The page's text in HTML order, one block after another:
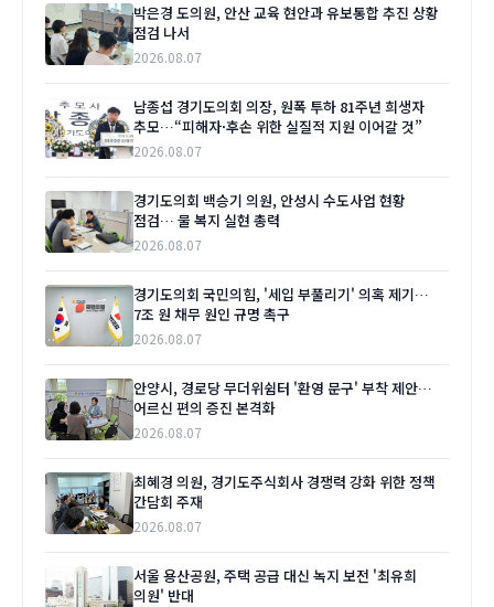
박은경 도의원, 안산 교육 현안과 유보통합 추진 상황
점검 나서
2026.08.07
남종섭 경기도의회 의장, 원폭 투하 81주년 희생자
추모…“피해자·후손 위한 실질적 지원 이어갈 것”
2026.08.07
경기도의회 백승기 의원, 안성시 수도사업 현황
점검… 물 복지 실현 총력
2026.08.07
경기도의회 국민의힘, '세입 부풀리기' 의혹 제기…
7조 원 채무 원인 규명 촉구
2026.08.07
안양시, 경로당 무더위쉼터 '환영 문구' 부착 제안…
어르신 편의 증진 본격화
2026.08.07
최혜경 의원, 경기도주식회사 경쟁력 강화 위한 정책
간담회 주재
2026.08.07
서울 용산공원, 주택 공급 대신 녹지 보전 '최유희
의원' 반대